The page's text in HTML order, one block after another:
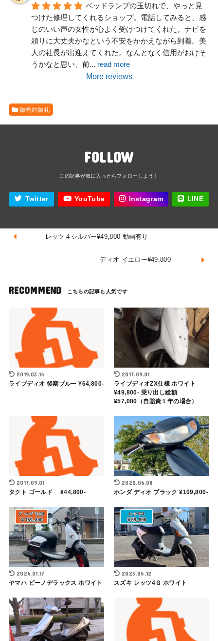
ベッドランプの玉切れで、やっと見
つけた修理してくれるショップ。電話してみると、感
じのいい声の女性が心よく受けつけてくれた。ナビを
頼りに大丈夫かなという不安をかかえながら到着。美
人の社長が出迎えてくれた。なんとなく信用がおけそ
うかなと思い、前... read more
More reviews
御売約御礼
FOLLOW
Twitter YouTube Instagram LINE
レッツ４シルバー¥49,800 動画有り
ディオ イエロー¥49,800-
RECOMMEND
2019.03.14
ライブディオ 後期ブルー ¥64,800-
2017.09.01
ライブディオZX仕様 ホワイト
¥49,800- 乗り出し総額
¥57,080（自賠責１年の場合）
2017.09.01
タクト ゴールド ¥44,800-
2020.06.08
ホンダ ディオ ブラック ¥109,800-
2024.01.17
ヤマハ ビーノデラックス ホワイト
2023.05.12
スズキ レッツ4Ｇ ホワイト